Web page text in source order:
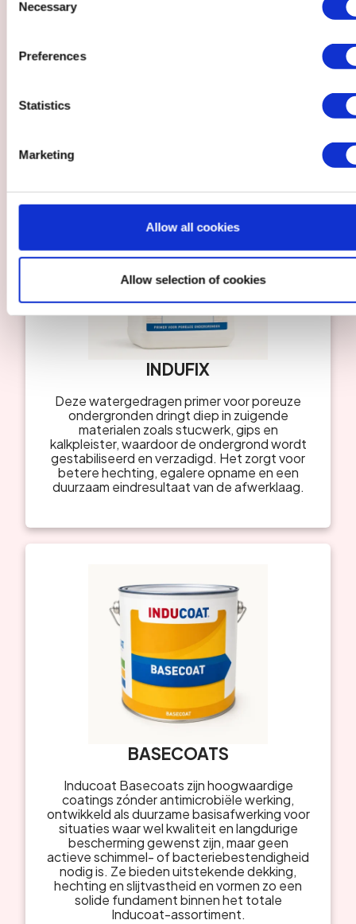
Selection
Necessary
Preferences
Statistics
Marketing
Allow all cookies
Allow selection of cookies
watergedragen primer die moeilijke of
aantoonbaar verbetert. Dé basis voor
duurzaam en betrouwbaar schilderwerk.
INDUFIX
Deze watergedragen primer voor poreuze
ondergronden dringt diep in zuigende
materialen zoals stucwerk, gips en
kalkpleister, waardoor de ondergrond wordt
gestabiliseerd en verzadigd. Het zorgt voor
betere hechting, egalere opname en een
duurzaam eindresultaat van de afwerklaag.
BASECOATS
Inducoat Basecoats zijn hoogwaardige
coatings zónder antimicrobiële werking,
ontwikkeld als duurzame basisafwerking voor
situaties waar wel kwaliteit en langdurige
bescherming gewenst zijn, maar geen
actieve schimmel- of bacteriebestendigheid
nodig is. Ze bieden uitstekende dekking,
hechting en slijtvastheid en vormen zo een
solide fundament binnen het totale
Inducoat-assortiment.